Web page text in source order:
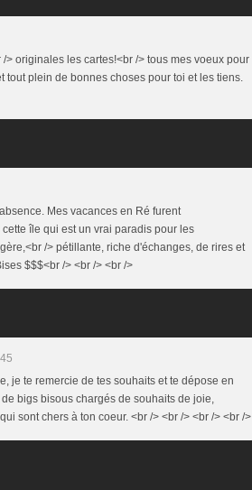
originales les cartes!<br /> tous mes voeux pour
tout plein de bonnes choses pour toi et les tiens.
Mes vacances en Ré furent
île qui est un vrai paradis pour les
/> pétillante, riche d'échanges, de rires et
$$$<br /> <br /> <br />
je te remercie de tes souhaits et te dépose en
bigs bisous chargés de souhaits de joie,
sont chers à ton coeur. <br /> <br /> <br /> <br />